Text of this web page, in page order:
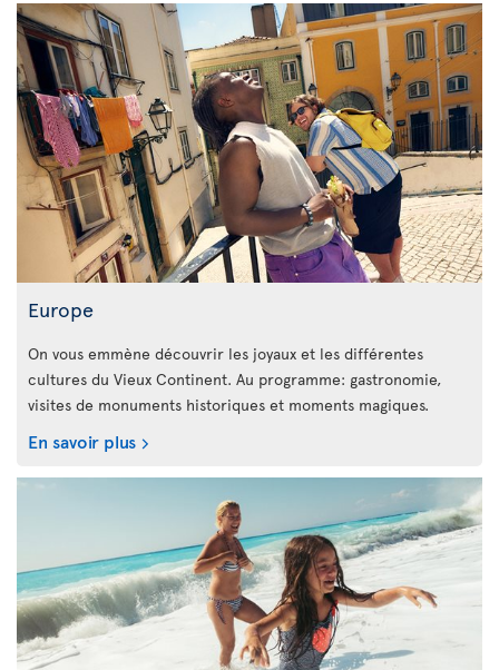
Europe
On vous emmène découvrir les joyaux et les différentes
cultures du Vieux Continent. Au programme: gastronomie,
visites de monuments historiques et moments magiques.
En savoir plus